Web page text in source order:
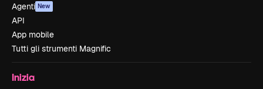
Agenti New
API
App mobile
Tutti gli strumenti Magnific
Inizia